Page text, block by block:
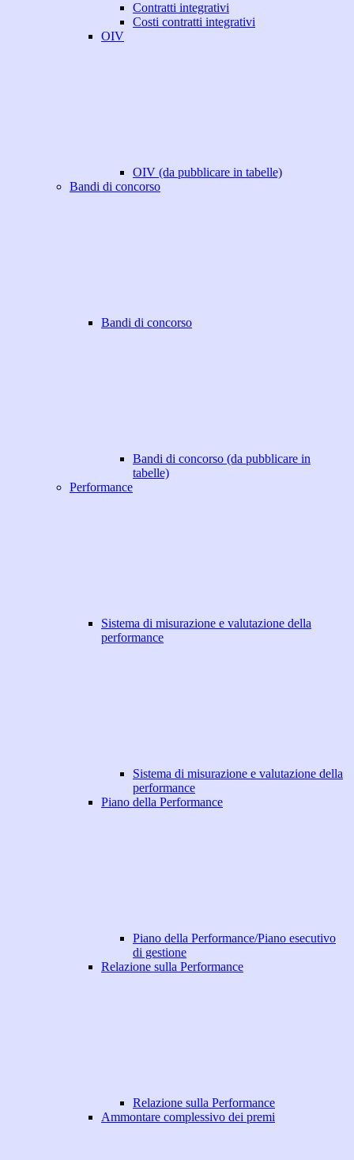
Contratti integrativi
Costi contratti integrativi
OIV
OIV (da pubblicare in tabelle)
Bandi di concorso
Bandi di concorso
Bandi di concorso (da pubblicare in
tabelle)
Performance
Sistema di misurazione e valutazione della
performance
Sistema di misurazione e valutazione della
performance
Piano della Performance
Piano della Performance/Piano esecutivo
di gestione
Relazione sulla Performance
Relazione sulla Performance
Ammontare complessivo dei premi